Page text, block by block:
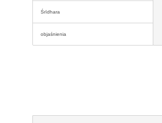
Śrīdhara
objaśnienia